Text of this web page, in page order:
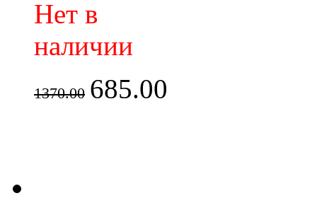
Нет в
наличии
1370.00 685.00